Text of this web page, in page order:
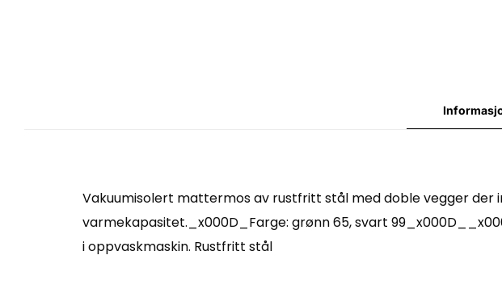
Vakuumisolert mattermos av rustfritt stål med doble vegger
varmekapasitet._x000D_Farge: grønn 65, svart
i oppvaskmaskin. Rustfritt stål